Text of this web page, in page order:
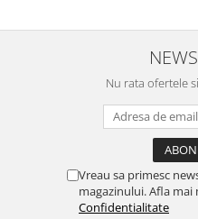
Nu rata ofertele
Vreau sa primesc
magazinului. Afla mai
Confidentialitate